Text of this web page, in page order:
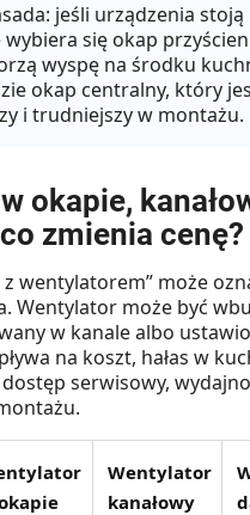
jeśli urządzenia stoją
się okap
wyspę na środku
okap centralny, który
i trudniejszy w montażu.
okapie,
zmienia cenę?
wentylatorem” może
Wentylator może być
w kanale albo
na koszt, hałas w
dostęp serwisowy,
Wentylator
kanałowy